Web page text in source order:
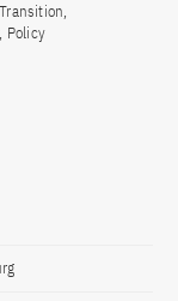
Policy